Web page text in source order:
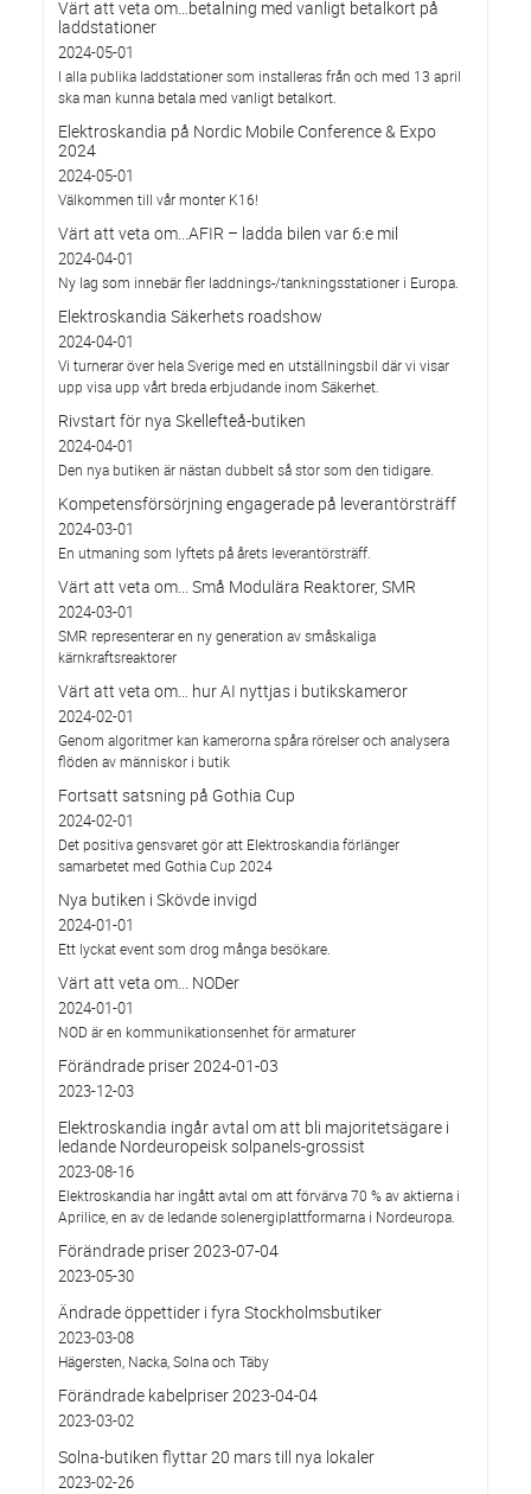
Värt att veta om…betalning med vanligt betalkort på
laddstationer
2024-05-01
I alla publika laddstationer som installeras från och med 13 april
ska man kunna betala med vanligt betalkort.
Elektroskandia på Nordic Mobile Conference & Expo
2024
2024-05-01
Välkommen till vår monter K16!
Värt att veta om...AFIR – ladda bilen var 6:e mil
2024-04-01
Ny lag som innebär fler laddnings-/tankningsstationer i Europa.
Elektroskandia Säkerhets roadshow
2024-04-01
Vi turnerar över hela Sverige med en utställningsbil där vi visar
upp visa upp vårt breda erbjudande inom Säkerhet.
Rivstart för nya Skellefteå-butiken
2024-04-01
Den nya butiken är nästan dubbelt så stor som den tidigare.
Kompetensförsörjning engagerade på leverantörsträff
2024-03-01
En utmaning som lyftets på årets leverantörsträff.
Värt att veta om... Små Modulära Reaktorer, SMR
2024-03-01
SMR representerar en ny generation av småskaliga
kärnkraftsreaktorer
Värt att veta om… hur AI nyttjas i butikskameror
2024-02-01
Genom algoritmer kan kamerorna spåra rörelser och analysera
flöden av människor i butik
Fortsatt satsning på Gothia Cup
2024-02-01
Det positiva gensvaret gör att Elektroskandia förlänger
samarbetet med Gothia Cup 2024
Nya butiken i Skövde invigd
2024-01-01
Ett lyckat event som drog många besökare.
Värt att veta om... NODer
2024-01-01
NOD är en kommunikationsenhet för armaturer
Förändrade priser 2024-01-03
2023-12-03
Elektroskandia ingår avtal om att bli majoritetsägare i
ledande Nordeuropeisk solpanels-grossist
2023-08-16
Elektroskandia har ingått avtal om att förvärva 70 % av aktierna i
Aprilice, en av de ledande solenergiplattformarna i Nordeuropa.
Förändrade priser 2023-07-04
2023-05-30
Ändrade öppettider i fyra Stockholmsbutiker
2023-03-08
Hägersten, Nacka, Solna och Täby
Förändrade kabelpriser 2023-04-04
2023-03-02
Solna-butiken flyttar 20 mars till nya lokaler
2023-02-26